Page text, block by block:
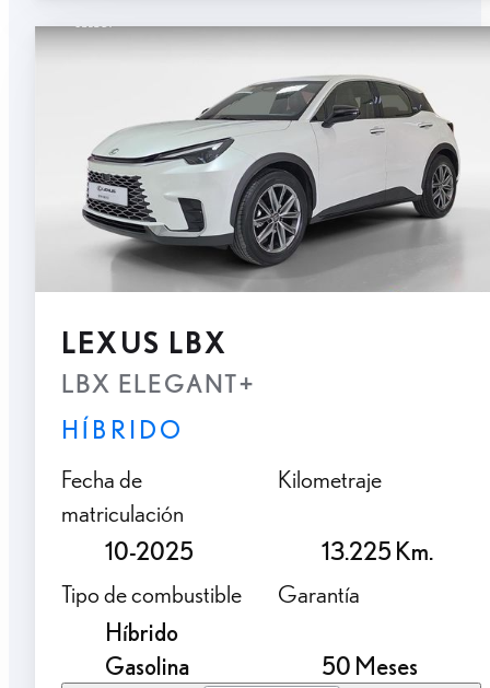
LEXUS LBX
LBX ELEGANT+
HÍBRIDO
Fecha de
matriculación
10-2025
Kilometraje
13.225 Km.
Tipo de combustible
Híbrido
Gasolina
Garantía
50 Meses